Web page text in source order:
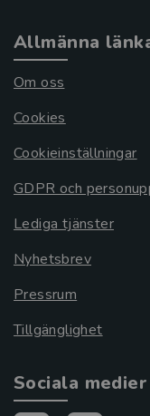
Allmänna
Om oss
Cookies
Cookieinställningar
GDPR och
Lediga tjänster
Nyhetsbrev
Pressrum
Tillgänglighet
Sociala medier